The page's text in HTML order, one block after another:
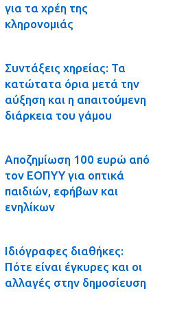
για τα χρέη της
κληρονομιάς
Συντάξεις χηρείας: Τα
κατώτατα όρια μετά την
αύξηση και η απαιτούμενη
διάρκεια του γάμου
Αποζημίωση 100 ευρώ από
τον ΕΟΠΥΥ για οπτικά
παιδιών, εφήβων και
ενηλίκων
Ιδιόγραφες διαθήκες:
Πότε είναι έγκυρες και οι
αλλαγές στην δημοσίευση